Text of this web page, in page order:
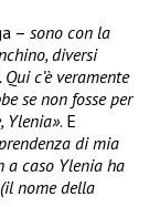
– sono con la
diversi
c’è veramente
se non fosse per
Ylenia». E
di mia
a caso Ylenia ha
nome della